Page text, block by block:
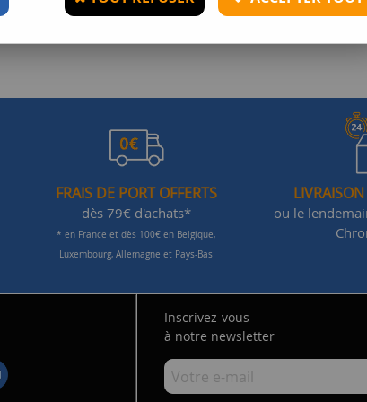
FRAIS DE PORT OFFERTS
dès 79€ d'achats*
* en France et dès 100€ en Belgique,
Luxembourg, Allemagne et Pays-Bas
ou le
Inscrivez-vous
à notre newsletter